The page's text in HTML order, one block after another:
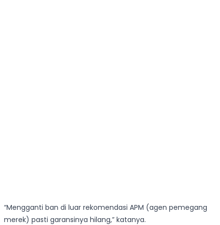
“Mengganti ban di luar rekomendasi APM (agen pemegang
merek) pasti garansinya hilang,” katanya.